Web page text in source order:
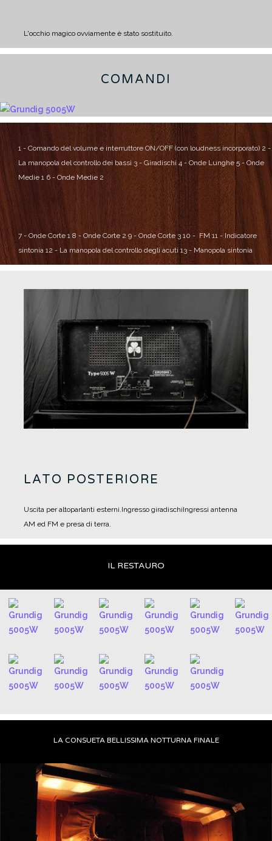
L'occhio magico ovviamente è stato sostituito.
COMANDI
1 - Comando del volume e interruttore ON/OFF (con loudness incorporato) 2 -
La manopola del controllo dei bassi 3 - Giradischi 4 - Onde Lunghe 5 - Onde
Medie 1 6 - Onde Medie 2
7 - Onde Corte 1 8 - Onde Corte 2 9 - Onde Corte 3 10 - FM 11 - Indicatore
sintonia 12 - La manopola del controllo degli acuti 13 - Manopola sintonia
LATO POSTERIORE
Uscita per altoparlanti esterni.Ingresso giradischiIngressi antenna
AM ed FM e presa di terra.
IL RESTAURO
LA CONSUETA BELLISSIMA NOTTURNA FINALE